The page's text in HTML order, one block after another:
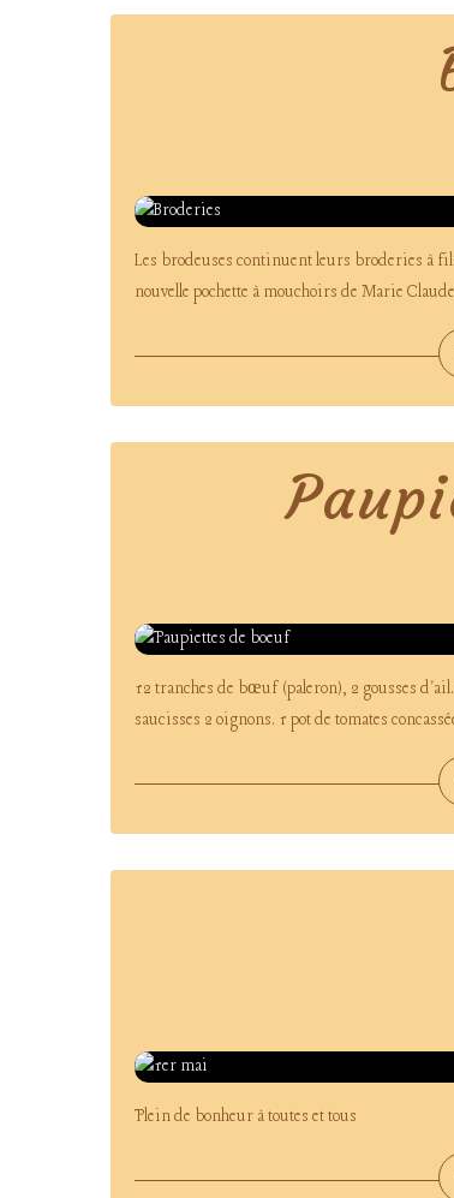
Les brodeuses continuent leurs broderies à
nouvelle pochette à mouchoirs de Marie
12 tranches de bœuf (paleron), 2 gousses
saucisses 2 oignons. 1 pot de tomates
Plein de bonheur à toutes et tous